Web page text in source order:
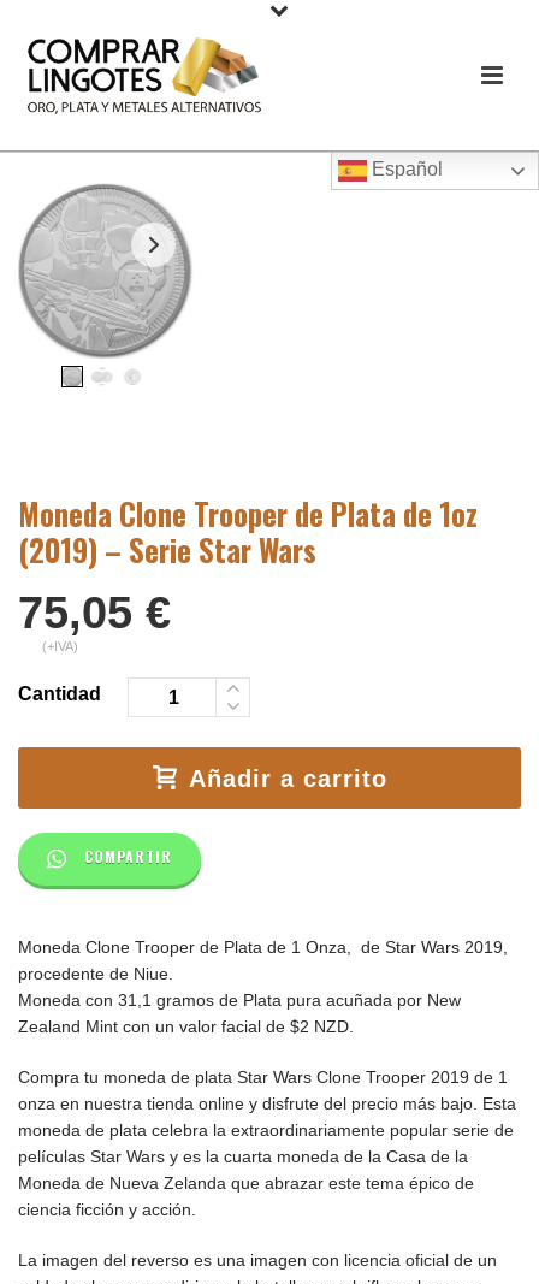
Español
Moneda Clone Trooper de Plata de 1oz
(2019) – Serie Star Wars
75,05 €
(+IVA)
Cantidad
Añadir a carrito
COMPARTIR
Moneda Clone Trooper de Plata de 1 Onza, de Star Wars 2019,
procedente de Niue.
Moneda con 31,1 gramos de Plata pura acuñada por New
Zealand Mint con un valor facial de $2 NZD.
Compra tu moneda de plata Star Wars Clone Trooper 2019 de 1
onza en nuestra tienda online y disfrute del precio más bajo. Esta
moneda de plata celebra la extraordinariamente popular serie de
películas Star Wars y es la cuarta moneda de la Casa de la
Moneda de Nueva Zelanda que abrazar este tema épico de
ciencia ficción y acción.
La imagen del reverso es una imagen con licencia oficial de un